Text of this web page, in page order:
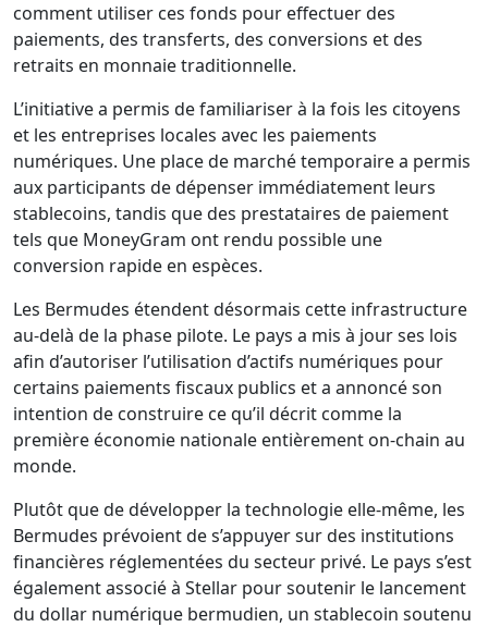
comment utiliser ces fonds pour effectuer des
paiements, des transferts, des conversions et des
retraits en monnaie traditionnelle.
L’initiative a permis de familiariser à la fois les citoyens
et les entreprises locales avec les paiements
numériques. Une place de marché temporaire a permis
aux participants de dépenser immédiatement leurs
stablecoins, tandis que des prestataires de paiement
tels que MoneyGram ont rendu possible une
conversion rapide en espèces.
Les Bermudes étendent désormais cette infrastructure
au-delà de la phase pilote. Le pays a mis à jour ses lois
afin d’autoriser l’utilisation d’actifs numériques pour
certains paiements fiscaux publics et a annoncé son
intention de construire ce qu’il décrit comme la
première économie nationale entièrement on-chain au
monde.
Plutôt que de développer la technologie elle-même, les
Bermudes prévoient de s’appuyer sur des institutions
financières réglementées du secteur privé. Le pays s’est
également associé à Stellar pour soutenir le lancement
du dollar numérique bermudien, un stablecoin soutenu